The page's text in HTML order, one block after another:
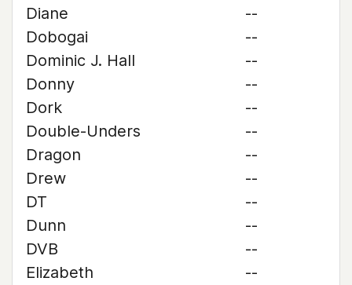
Diane
--
Dobogai
--
Dominic J. Hall
--
Donny
--
Dork
--
Double-Unders
--
Dragon
--
Drew
--
DT
--
Dunn
--
DVB
--
Elizabeth
--